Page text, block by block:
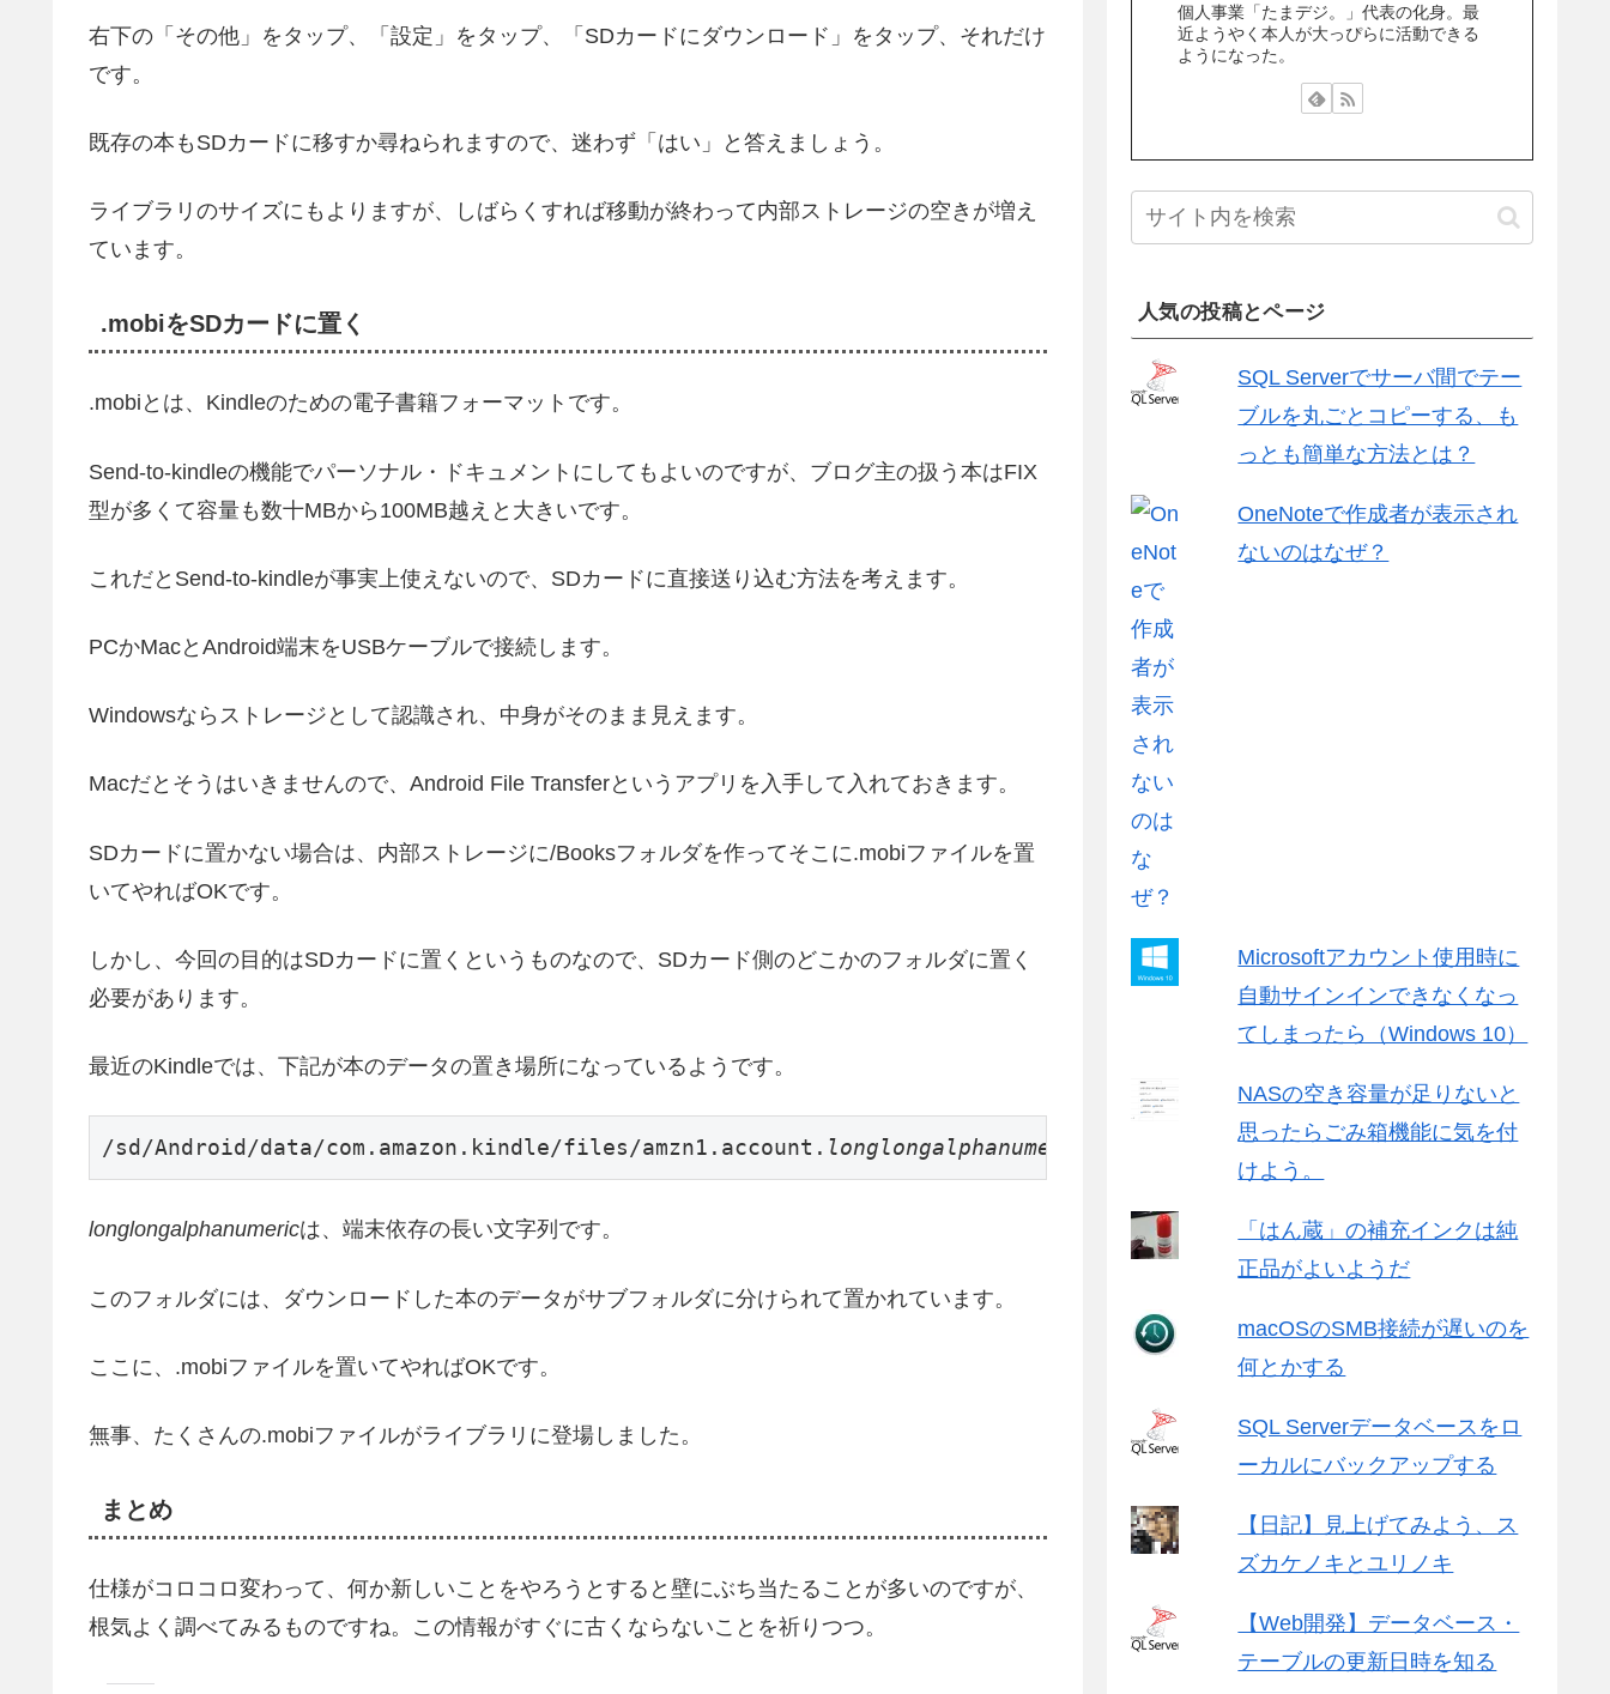
右下の「その他」をタップ、「設定」をタップ、「SDカードにダウンロード」をタップ、それだけ
です。
既存の本もSDカードに移すか尋ねられますので、迷わず「はい」と答えましょう。
ライブラリのサイズにもよりますが、しばらくすれば移動が終わって内部ストレージの空きが増え
ています。
.mobiをSDカードに置く
.mobiとは、Kindleのための電子書籍フォーマットです。
Send-to-kindleの機能でパーソナル・ドキュメントにしてもよいのですが、ブログ主の扱う本はFIX
型が多くて容量も数十MBから100MB越えと大きいです。
これだとSend-to-kindleが事実上使えないので、SDカードに直接送り込む方法を考えます。
PCかMacとAndroid端末をUSBケーブルで接続します。
Windowsならストレージとして認識され、中身がそのまま見えます。
Macだとそうはいきませんので、Android File Transferというアプリを入手して入れておきます。
SDカードに置かない場合は、内部ストレージに/Booksフォルダを作ってそこに.mobiファイルを置
いてやればOKです。
しかし、今回の目的はSDカードに置くというものなので、SDカード側のどこかのフォルダに置く
必要があります。
最近のKindleでは、下記が本のデータの置き場所になっているようです。
/sd/Android/data/com.amazon.kindle/files/amzn1.account. longlongalphanumeric
longlongalphanumericは、端末依存の長い文字列です。
このフォルダには、ダウンロードした本のデータがサブフォルダに分けられて置かれています。
ここに、.mobiファイルを置いてやればOKです。
無事、たくさんの.mobiファイルがライブラリに登場しました。
まとめ
仕様がコロコロ変わって、何か新しいことをやろうとすると壁にぶち当たることが多いのですが、
根気よく調べてみるものですね。この情報がすぐに古くならないことを祈りつつ。
個人事業「たまデジ。」代表の化身。最
近ようやく本人が大っぴらに活動できる
ようになった。
人気の投稿とページ
SQL Serverでサーバ間でテー
ブルを丸ごとコピーする、も
っとも簡単な方法とは？
OneNoteで作成者が表示され
ないのはなぜ？
Microsoftアカウント使用時に
自動サインインできなくなっ
てしまったら（Windows 10）
NASの空き容量が足りないと
思ったらごみ箱機能に気を付
けよう。
「はん蔵」の補充インクは純
正品がよいようだ
macOSのSMB接続が遅いのを
何とかする
SQL Serverデータベースをロ
ーカルにバックアップする
【日記】見上げてみよう、ス
ズカケノキとユリノキ
【Web開発】データベース・
テーブルの更新日時を知る